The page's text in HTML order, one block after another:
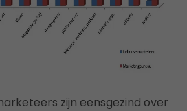
zijn eensgezind over